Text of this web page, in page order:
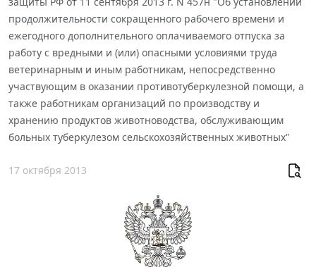
продолжительности сокращенного рабочего времени и
ежегодного дополнительного оплачиваемого отпуска за
работу с вредными и (или) опасными условиями труда
ветеринарным и иным работникам, непосредственно
участвующим в оказании противотуберкулезной помощи, а
также работникам организаций по производству и
хранению продуктов животноводства, обслуживающим
больных туберкулезом сельскохозяйственных животных"
17 октября 2013